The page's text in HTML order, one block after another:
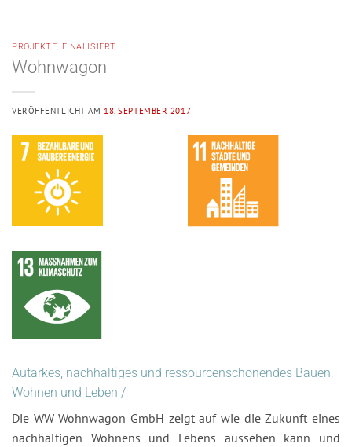
PROJEKTE, FINALISIERT
Wohnwagon
VERÖFFENTLICHT AM 18. SEPTEMBER 2017
Autarkes, nachhaltiges und ressourcenschonendes Bauen,
Wohnen und Leben /
Die WW Wohnwagon GmbH zeigt auf wie die Zukunft eines
nachhaltigen Wohnens und Lebens aussehen kann und